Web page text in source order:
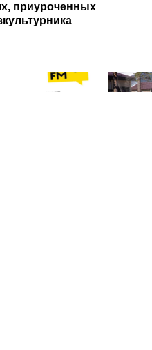
приуроченных